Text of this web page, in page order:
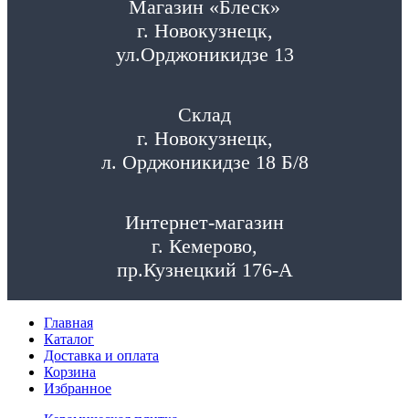
Магазин «Блеск»
г. Новокузнецк,
ул.Орджоникидзе 13
Склад
г. Новокузнецк,
л. Орджоникидзе 18 Б/8
Интернет-магазин
г. Кемерово,
пр.Кузнецкий 176-А
Главная
Каталог
Доставка и оплата
Корзина
Избранное